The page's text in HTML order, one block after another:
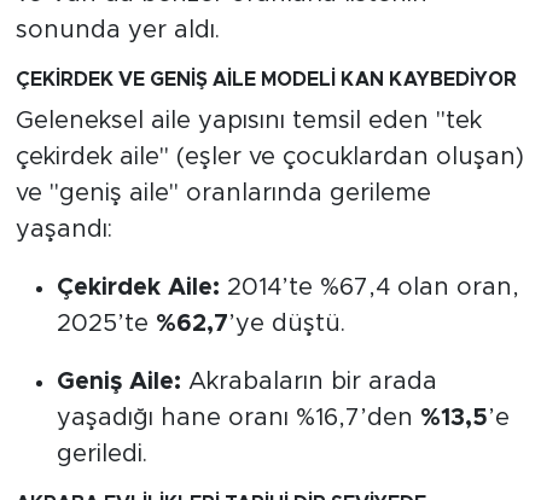
sonunda yer aldı.
ÇEKİRDEK VE GENİŞ AİLE MODELİ KAN KAYBEDİYOR
Geleneksel aile yapısını temsil eden "tek
çekirdek aile" (eşler ve çocuklardan oluşan)
ve "geniş aile" oranlarında gerileme
yaşandı:
Çekirdek Aile: 2014’te %67,4 olan oran,
2025’te %62,7’ye düştü.
Geniş Aile: Akrabaların bir arada
yaşadığı hane oranı %16,7’den %13,5’e
geriledi.